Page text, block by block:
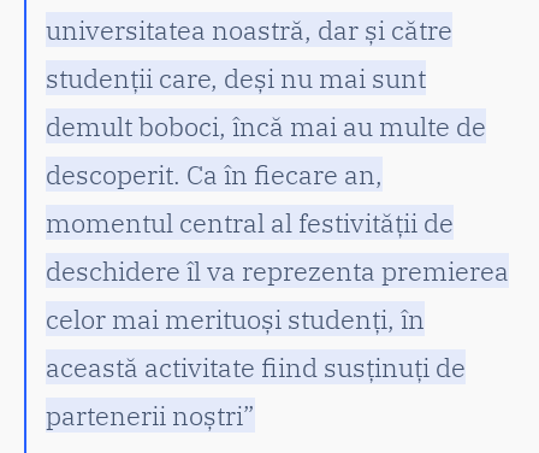
universitatea noastră, dar și către
studenții care, deși nu mai sunt
demult boboci, încă mai au multe de
descoperit. Ca în fiecare an,
momentul central al festivității de
deschidere îl va reprezenta premierea
celor mai merituoși studenți, în
această activitate fiind susținuți de
partenerii noștri”